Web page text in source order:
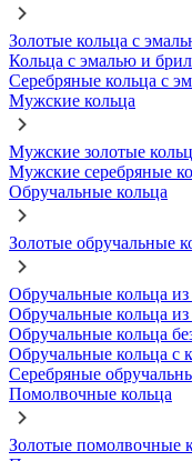
Золотые кольца с
Кольца с эмалью и
Серебряные кольца с
Мужские кольца
Мужские золотые
Мужские серебряные
Обручальные кольца
Золотые обручальные
Обручальные кольца из
Обручальные кольца
Обручальные кольца
Обручальные кольца с
Серебряные
Помолвочные кольца
Золотые помолвочные